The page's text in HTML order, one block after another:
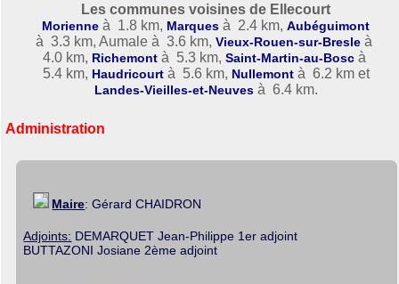
Les communes voisines de Ellecourt
Morienne à 1.8 km, Marques à 2.4 km,Aubéguimont
à 3.3 km, Aumale à 3.6 km,Vieux-Rouen-sur-Bresle à
4.0 km, Richemont à 5.3 km, Saint-Martin-au-Bosc à
5.4 km, Haudricourt à 5.6 km, Nullemont à 6.2 km et
Landes-Vieilles-et-Neuves à 6.4 km.
Administration
Maire: Gérard CHAIDRON
Adjoints: DEMARQUET Jean-Philippe 1er adjoint
BUTTAZONI Josiane 2ème adjoint